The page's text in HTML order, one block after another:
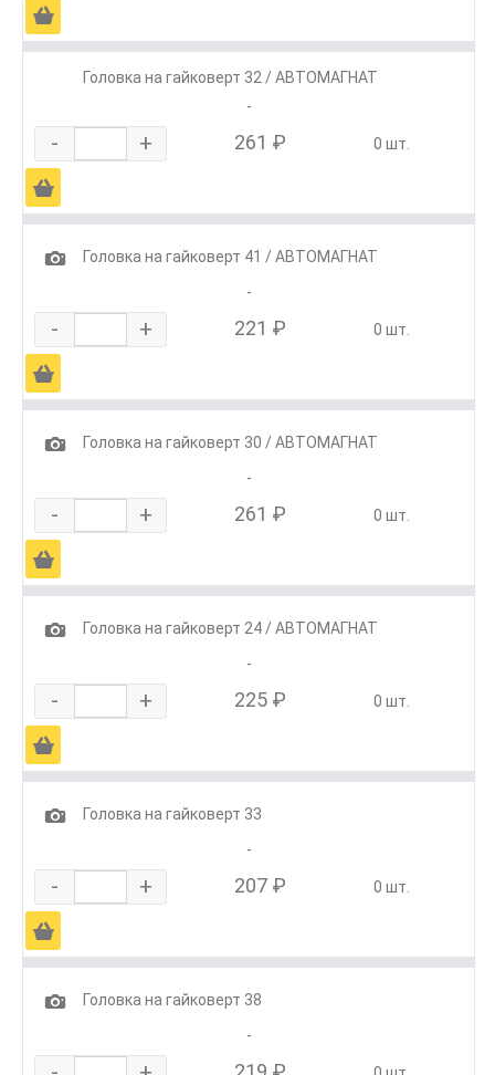
Ä
Головка на гайковерт 32 / АВТОМАГНАТ
-
- + 261 ₽ 0 шт.
Ä
1
Головка на гайковерт 41 / АВТОМАГНАТ
-
- + 221 ₽ 0 шт.
Ä
1
Головка на гайковерт 30 / АВТОМАГНАТ
-
- + 261 ₽ 0 шт.
Ä
1
Головка на гайковерт 24 / АВТОМАГНАТ
-
- + 225 ₽ 0 шт.
Ä
1
Головка на гайковерт 33
-
- + 207 ₽ 0 шт.
Ä
1
Головка на гайковерт 38
-